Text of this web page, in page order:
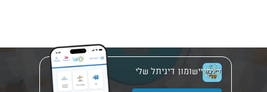
יישומון דיגיתל שלי